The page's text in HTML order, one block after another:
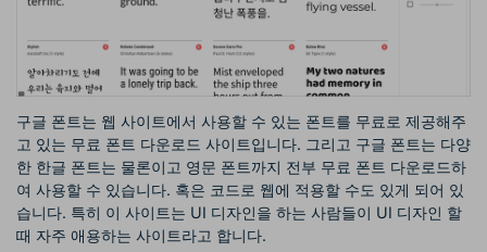
구글 폰트는 웹 사이트에서 사용할 수 있는 폰트를 무료로 제공해주
고 있는 무료 폰트 다운로드 사이트입니다. 그리고 구글 폰트는 다양
한 한글 폰트는 물론이고 영문 폰트까지 전부 무료 폰트 다운로드하
여 사용할 수 있습니다. 혹은 코드로 웹에 적용할 수도 있게 되어 있
습니다. 특히 이 사이트는 UI 디자인을 하는 사람들이 UI 디자인 할
때 자주 애용하는 사이트라고 합니다.